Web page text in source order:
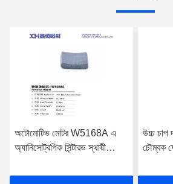
অটোমোটিভ মোটর W5168A এ
অ্যানিসোট্রপিক সিন্টারড স্থায়ী
উচ্চ চাপ
চৌম্বক